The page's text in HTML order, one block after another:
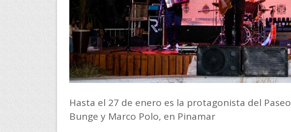
Hasta el 27 de enero es la protagonista del
Bunge y Marco Polo, en Pinamar